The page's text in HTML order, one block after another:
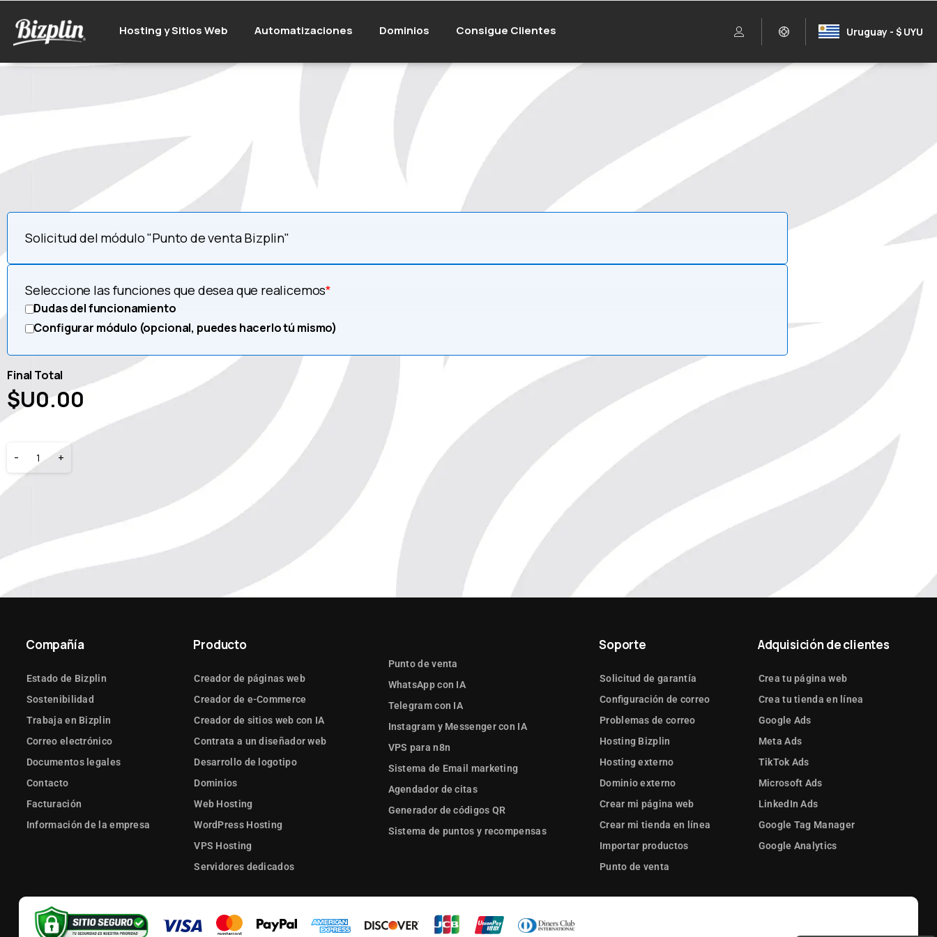
Hosting y Sitios Web Automatizaciones Dominios Consigue Clientes Uruguay - $ UYU
Solicitud del módulo "Punto de venta Bizplin"
*
Seleccione las funciones que desea que realicemos
Dudas del funcionamiento
Configurar módulo (opcional, puedes hacerlo tú mismo)
Final Total
$U0.00
- +
Compañía
Estado de Bizplin
Sostenibilidad
Trabaja en Bizplin
Correo electrónico
Documentos legales
Contacto
Facturación
Información de la empresa
Producto
Creador de páginas web
Creador de e-Commerce
Creador de sitios web con IA
Contrata a un diseñador web
Desarrollo de logotipo
Dominios
Web Hosting
WordPress Hosting
VPS Hosting
Servidores dedicados
Punto de venta
WhatsApp con IA
Telegram con IA
Instagram y Messenger con IA
VPS para n8n
Sistema de Email marketing
Agendador de citas
Generador de códigos QR
Sistema de puntos y recompensas
Soporte
Solicitud de garantía
Configuración de correo
Problemas de correo
Hosting Bizplin
Hosting externo
Dominio externo
Crear mi página web
Crear mi tienda en línea
Importar productos
Punto de venta
Adquisición de clientes
Crea tu página web
Crea tu tienda en línea
Google Ads
Meta Ads
TikTok Ads
Microsoft Ads
LinkedIn Ads
Google Tag Manager
Google Analytics